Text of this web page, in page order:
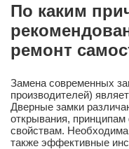
По каким
ремонт
Замена современных
производителей)
Дверные замки
открывания,
свойствам.
также эффективные